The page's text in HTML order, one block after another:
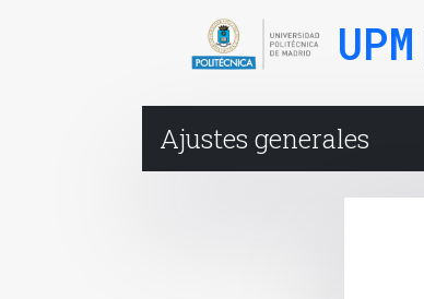
UPM
Ajustes generales